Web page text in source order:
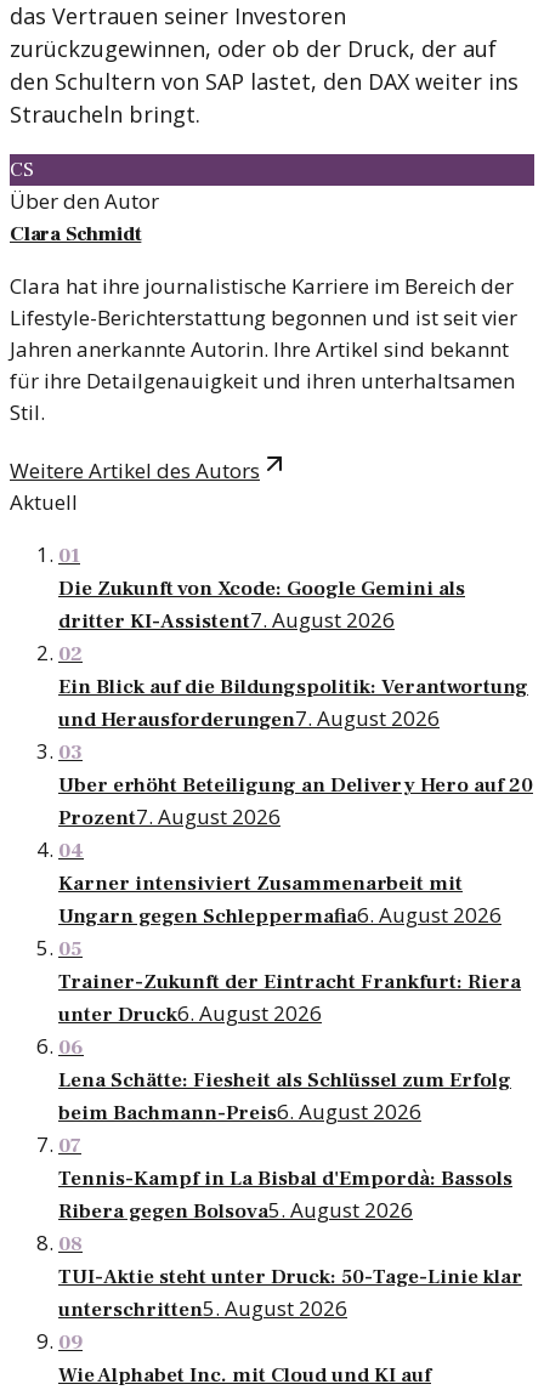
das Vertrauen seiner Investoren
zurückzugewinnen, oder ob der Druck, der auf
den Schultern von SAP lastet, den DAX weiter ins
Straucheln bringt.
CS
Über den Autor
Clara Schmidt
Clara hat ihre journalistische Karriere im Bereich der
Lifestyle-Berichterstattung begonnen und ist seit vier
Jahren anerkannte Autorin. Ihre Artikel sind bekannt
für ihre Detailgenauigkeit und ihren unterhaltsamen
Stil.
Weitere Artikel des Autors
Aktuell
01
Die Zukunft von Xcode: Google Gemini als
dritter KI-Assistent7. August 2026
02
Ein Blick auf die Bildungspolitik: Verantwortung
und Herausforderungen7. August 2026
03
Uber erhöht Beteiligung an Delivery Hero auf 20
Prozent7. August 2026
04
Karner intensiviert Zusammenarbeit mit
Ungarn gegen Schleppermafia6. August 2026
05
Trainer-Zukunft der Eintracht Frankfurt: Riera
unter Druck6. August 2026
06
Lena Schätte: Fiesheit als Schlüssel zum Erfolg
beim Bachmann-Preis6. August 2026
07
Tennis-Kampf in La Bisbal d'Empordà: Bassols
Ribera gegen Bolsova5. August 2026
08
TUI-Aktie steht unter Druck: 50-Tage-Linie klar
unterschritten5. August 2026
09
Wie Alphabet Inc. mit Cloud und KI auf